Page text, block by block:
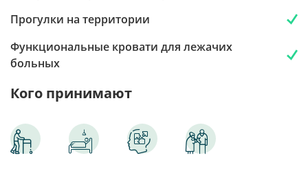
Прогулки на территории
Функциональные кровати для лежачих
больных
Кого принимают